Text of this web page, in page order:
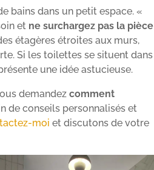
bains dans un petit espace. «
et ne surchargez pas la pièce
étagères étroites aux murs,
Si les toilettes se situent dans
une idée astucieuse.
demandezcomment
de conseils personnalisés et
moi et discutons de votre